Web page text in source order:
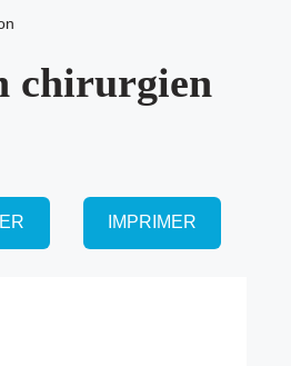
chirurgien
IMPRIMER